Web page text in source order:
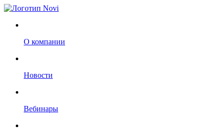
О компании
Новости
Вебинары